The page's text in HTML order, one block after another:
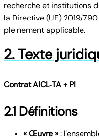
recherche et institutions
la Directive (UE) 2019/
pleinement applicable.
2. Texte
Contrat AICL‑TA + PI
2.1 Définitions
« Œuvre »: